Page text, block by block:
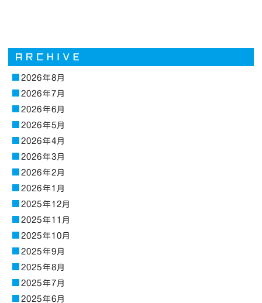
2026年8月
2026年7月
2026年6月
2026年5月
2026年4月
2026年3月
2026年2月
2026年1月
2025年12月
2025年11月
2025年10月
2025年9月
2025年8月
2025年7月
2025年6月